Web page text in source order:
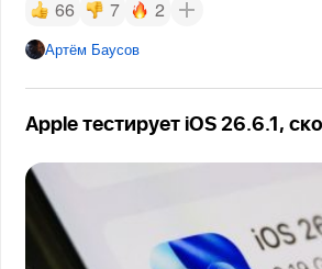
66 7 2
Артём Баусов
Apple тестирует iOS 26.6.1,